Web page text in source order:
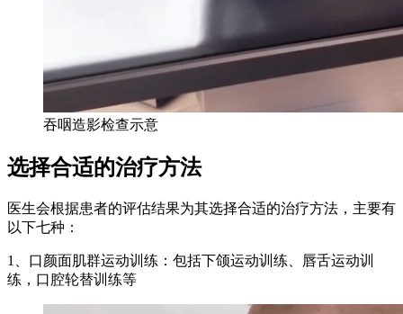
吞咽造影检查示意
选择合适的治疗方法
医生会根据患者的评估结果为其选择合适的治疗方法，主要有
以下七种：
1、口颜面肌群运动训练：包括下颌运动训练、唇舌运动训
练，口腔轮替训练等